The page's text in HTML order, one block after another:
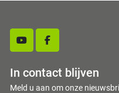
youtubefacebook
In contact blijven
Meld u aan om onze